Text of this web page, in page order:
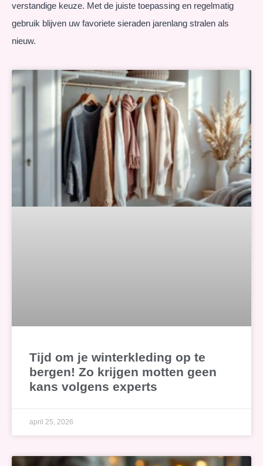
Tijd om je winterkleding op te
bergen! Zo krijgen motten geen
kans volgens experts
april 25, 2026
verstandige keuze. Met de juiste toepassing en regelmatig
gebruik blijven uw favoriete sieraden jarenlang stralen als
nieuw.